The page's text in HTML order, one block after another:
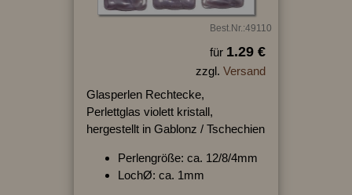
Best.Nr.:49110
für 1.29 €
zzgl. Versand
Glasperlen Rechtecke,
Perlettglas violett kristall,
hergestellt in Gablonz / Tschechien
Perlengröße: ca. 12/8/4mm
LochØ: ca. 1mm